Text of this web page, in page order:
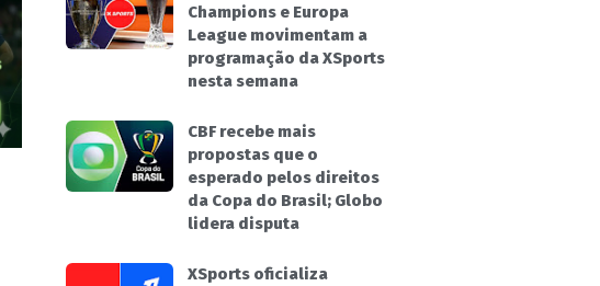
Champions e Europa
League movimentam a
programação da XSports
nesta semana
CBF recebe mais
propostas que o
esperado pelos direitos
da Copa do Brasil; Globo
lidera disputa
XSports oficializa